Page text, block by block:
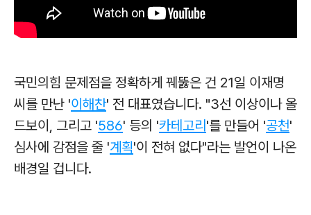
국민의힘 문제점을 정확하게 꿰뚫은 건 21일 이재명
씨를 만난 '이해찬' 전 대표였습니다. "3선 이상이나 올
드보이, 그리고 '586' 등의 '카테고리 '를 만들어 '공천'
심사에 감점을 줄 '계획'이 전혀 없다"라는 발언이 나온
배경일 겁니다.